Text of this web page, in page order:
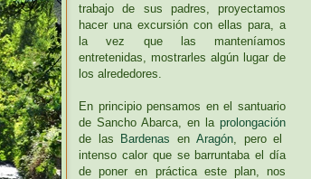
trabajo de sus padres, proyectamos
hacer una excursión con ellas para, a
la vez que las manteníamos
entretenidas, mostrarles algún lugar de
los alrededores.
En principio pensamos en el santuario
de Sancho Abarca, en la prolongación
de las
Bardenas enAragón , pero el
intenso calor que se barruntaba el día
de poner en práctica este plan, nos